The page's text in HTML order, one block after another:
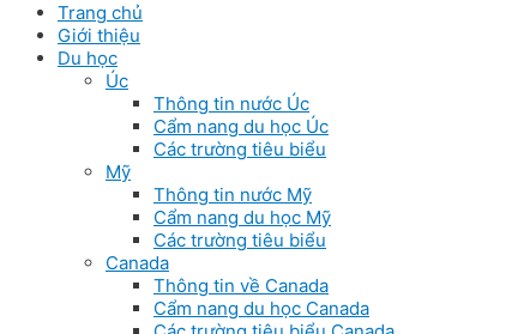
Trang chủ
Giới thiệu
Du học
Úc
Thông tin nước Úc
Cẩm nang du học Úc
Các trường tiêu biểu
Mỹ
Thông tin nước Mỹ
Cẩm nang du học Mỹ
Các trường tiêu biểu
Canada
Thông tin về Canada
Cẩm nang du học Canada